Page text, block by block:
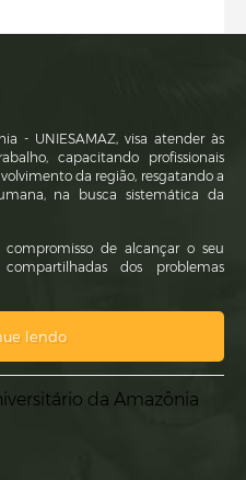
- UNIESAMAZ, visa atender às
capacitando profissionais
da região, resgatando a
na busca sistemática da
compromisso de alcançar o seu
dos problemas
lendo